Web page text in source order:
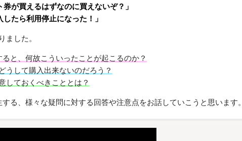
が買えるはずなのに買えないぞ？」
たら利用停止になった！」
ました。
と、何故こういったことが起こるのか？
うして購入出来ないのだろう？
しておくべきこととは？
る、様々な疑問に対する回答や注意点をお話していこうと思います。